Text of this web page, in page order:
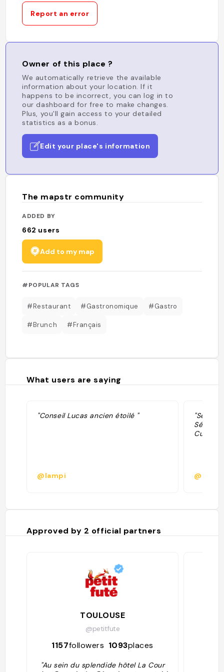
Report an error
Owner of this place ?
We automatically retrieve the available
information about your location. If it
happens to be incorrect, you can log in to
our dashboard for free to make changes.
Plus, you'll gain access to your detailed
statistics as a bonus.
Edit your place's information
The mapstr community
ADDED BY
662 users
Add to my map
#POPULAR TAGS
#Restaurant #Gastronomique #Gastro
#Brunch #Français
What users are saying
"Conseil Lucas ancien étoilé "
@lampi
Cuisine."
@
Approved by 2 official partners
TOULOUSE
@petitfute
1157followers 1093places
"Au sein du splendide hôtel La Cour